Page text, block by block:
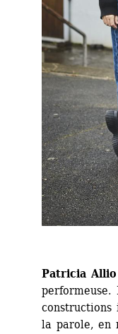
Patricia Allio
performeuse.
la parole, en